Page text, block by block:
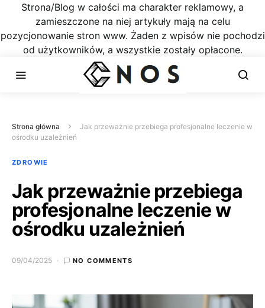
Strona/Blog w całości ma charakter reklamowy, a
zamieszczone na niej artykuły mają na celu
pozycjonowanie stron www. Żaden z wpisów nie pochodzi
od użytkowników, a wszystkie zostały opłacone.
Strona główna
Jak przeważnie przebiega profesjonalne leczenie w
ośrodku uzależnień
ZDROWIE
Jak przeważnie przebiega
profesjonalne leczenie w
ośrodku uzależnień
09/04/2025 NO COMMENTS